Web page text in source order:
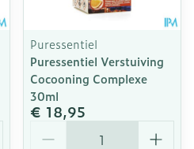
Puressentiel
Puressentiel Verstuiving
Cocooning Complexe
30ml
€ 18,95